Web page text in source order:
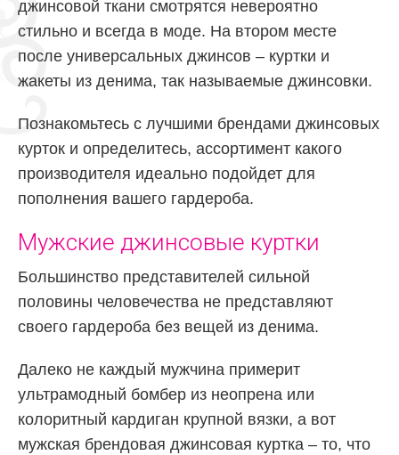
джинсовой ткани смотрятся невероятно
стильно и всегда в моде. На втором месте
после универсальных джинсов – куртки и
жакеты из денима, так называемые джинсовки.
Познакомьтесь с лучшими брендами джинсовых
курток и определитесь, ассортимент какого
производителя идеально подойдет для
пополнения вашего гардероба.
Мужские джинсовые куртки
Большинство представителей сильной
половины человечества не представляют
своего гардероба без вещей из денима.
Далеко не каждый мужчина примерит
ультрамодный бомбер из неопрена или
колоритный кардиган крупной вязки, а вот
мужская брендовая джинсовая куртка – то, что